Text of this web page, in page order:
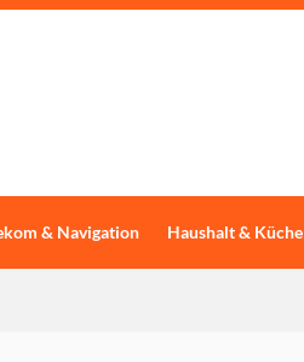
& Navigation Haushalt & Küche